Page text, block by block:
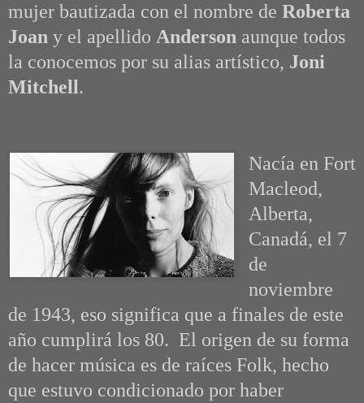
mujer bautizada con el nombre de Roberta
Joan y el apellido Anderson aunque todos
la conocemos por su alias artístico, Joni
Mitchell.
Nacía en Fort
Macleod,
Alberta,
Canadá, el 7
de
noviembre
de 1943, eso significa que a finales de este
año cumplirá los 80. El origen de su forma
de hacer música es de raíces Folk, hecho
que estuvo condicionado por haber